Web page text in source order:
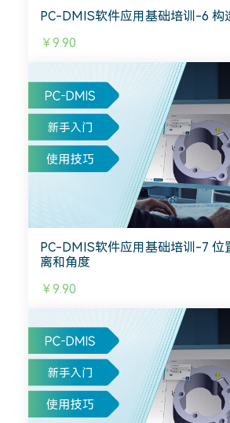
PC-DMIS软件应用基础培训-6 构
￥9.90
PC-DMIS软件应用基础培训-7 位
离和角度
￥9.90